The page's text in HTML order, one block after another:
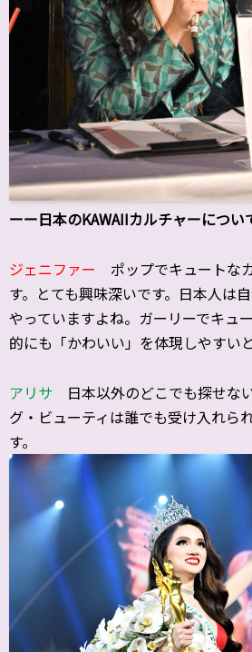
ーー日本のKAWAIIカルチャーについ
ジェニファー ポップでキュートな
す。とても興味深いです。日本人は
やっていますよね。ガーリーでキュ
的にも「かわいい」を体現しやすい
アリサ 日本以外のどこでも探せな
グ・ビューティは誰でも受け入れら
す。